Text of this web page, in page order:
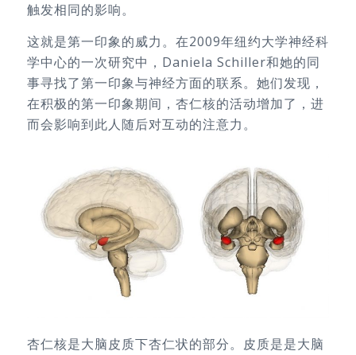
触发相同的影响。
这就是第一印象的威力。在2009年纽约大学神经科
学中心的一次研究中，Daniela Schiller和她的同
事寻找了第一印象与神经方面的联系。她们发现，
在积极的第一印象期间，杏仁核的活动增加了，进
而会影响到此人随后对互动的注意力。
杏仁核是大脑皮质下杏仁状的部分。皮质是是大脑